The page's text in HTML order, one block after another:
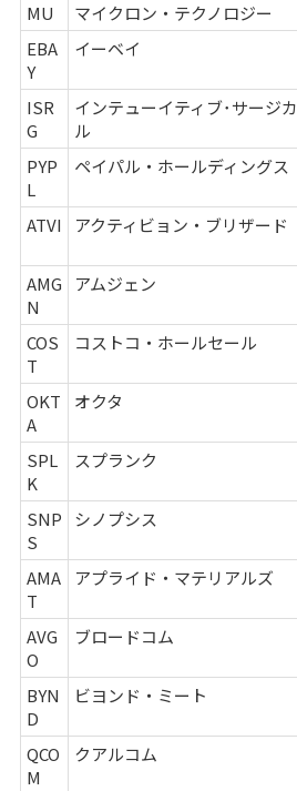
MU マイクロン・テクノロジー
EBA
Y
イーベイ
ISR
G
インテューイティブ･サージカ
ル
PYP
L
ペイパル・ホールディングス
ATVI
アクティビョン・ブリザード
AMG
N
アムジェン
COS
T
コストコ・ホールセール
OKT
A
オクタ
SPL
K
スプランク
SNP
S
シノプシス
AMA
T
アプライド・マテリアルズ
AVG
O
ブロードコム
BYN
D
ビヨンド・ミート
QCO
M
クアルコム